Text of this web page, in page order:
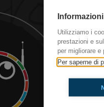
IL
Ti è
Utilizziamo i
prestazioni e
per migliorare e
Per saperne di